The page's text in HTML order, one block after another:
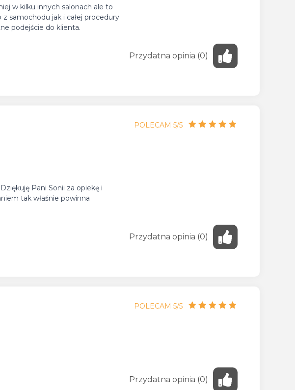
w kilku innych salonach ale to
samochodu jak i całej procedury
podejście do klienta.
Przydatna opinia (0)
POLECAM 5/5
Pani Sonii za opiekę i
tak właśnie powinna
Przydatna opinia (0)
POLECAM 5/5
Przydatna opinia (0)